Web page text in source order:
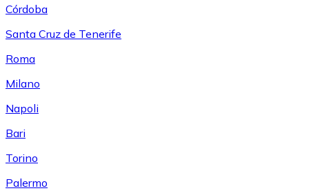
Córdoba
Santa Cruz de Tenerife
Roma
Milano
Napoli
Bari
Torino
Palermo